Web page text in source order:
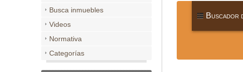
Buscador
Busca inmuebles
Videos
Normativa
Categorías